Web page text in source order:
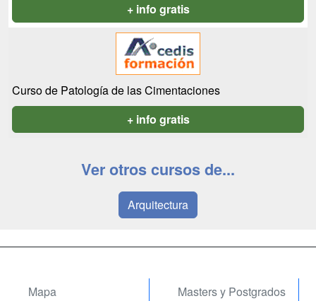
+ info gratis
Curso de Patología de las Cimentaciones
+ info gratis
Ver otros cursos de...
Arquitectura
Mapa
Masters y Postgrados